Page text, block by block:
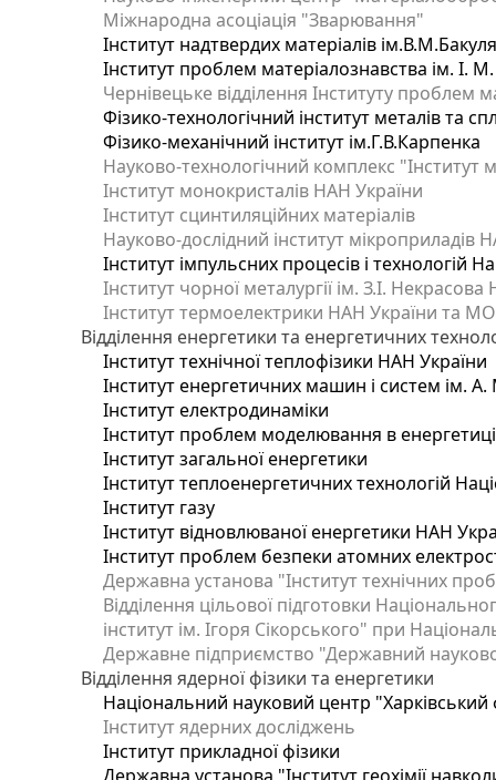
Міжнародна асоціація "Зварювання"
Інститут надтвердих матеріалів
Інститут проблем матеріалознавства ім. І.
Чернівецьке відділення Інституту проблем
Фізико-технологічний інститут металів та
Фізико-механічний інститут ім.Г.В.Карпенка
Науково-технологічний комплекс "Інститут
Інститут монокристалів НАН України
Інститут сцинтиляційних матеріалів
Науково-дослідний інститут мікроприладів
Інститут імпульсних процесів і технологій
Інститут чорної металургії ім. З.І.
Інститут термоелектрики НАН України та
Відділення енергетики та енергетичних
Інститут технічної теплофізики НАН України
Інститут енергетичних машин і систем ім.
Інститут електродинаміки
Інститут проблем моделювання в
Інститут загальної енергетики
Інститут теплоенергетичних технологій
Інститут газу
Інститут відновлюваної енергетики НАН
Інститут проблем безпеки атомних
Державна установа "Інститут технічних
Відділення цільової підготовки
інститут ім. Ігоря Сікорського" при
Державне підприємство "Державний
Відділення ядерної фізики та енергетики
Національний науковий центр "Харківський
Інститут ядерних досліджень
Інститут прикладної фізики